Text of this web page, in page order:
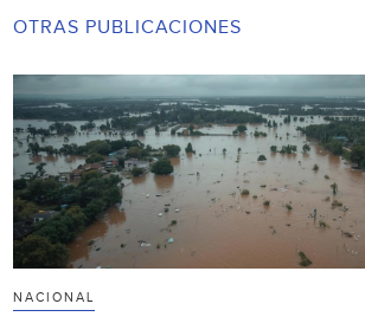
OTRAS PUBLICACIONES
NACIONAL